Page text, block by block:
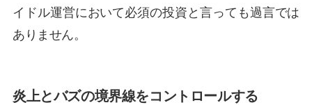
イドル運営において必須の投資と言っても過言では
ありません。
炎上とバズの境界線をコントロールする